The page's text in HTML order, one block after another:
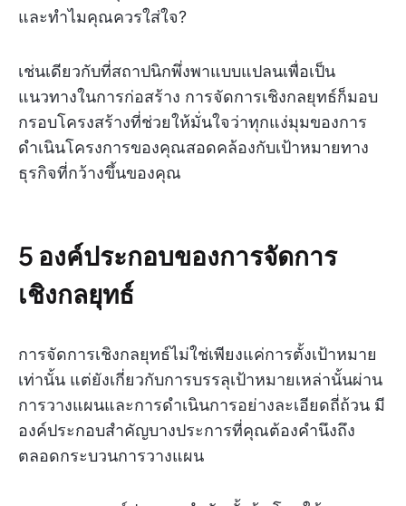
และทำไมคุณควรใส่ใจ?
เช่นเดียวกับที่สถาปนิกพึ่งพาแบบแปลนเพื่อเป็น
แนวทางในการก่อสร้าง การจัดการเชิงกลยุทธ์ก็มอบ
กรอบโครงสร้างที่ช่วยให้มั่นใจว่าทุกแง่มุมของการ
ดำเนินโครงการของคุณสอดคล้องกับเป้าหมายทาง
ธุรกิจที่กว้างขึ้นของคุณ
5 องค์ประกอบของการจัดการ
เชิงกลยุทธ์
การจัดการเชิงกลยุทธ์ไม่ใช่เพียงแค่การตั้งเป้าหมาย
เท่านั้น แต่ยังเกี่ยวกับการบรรลุเป้าหมายเหล่านั้นผ่าน
การวางแผนและการดำเนินการอย่างละเอียดถี่ถ้วน มี
องค์ประกอบสำคัญบางประการที่คุณต้องคำนึงถึง
ตลอดกระบวนการวางแผน